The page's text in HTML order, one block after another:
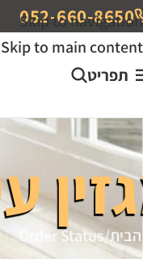
Skip to navigation
Skip to main content
052-660-8650
תפריט
Order Status